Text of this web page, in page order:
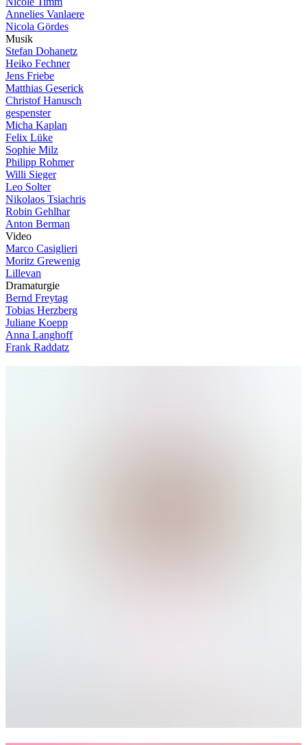
Annelies Vanlaere
Nicola Gördes
Musik
Stefan Dohanetz
Heiko Fechner
Jens Friebe
Matthias Geserick
Christof Hanusch
gespenster
Micha Kaplan
Felix Lüke
Sophie Milz
Philipp Rohmer
Willi Sieger
Leo Solter
Nikolaos Tsiachris
Robin Gehlhar
Anton Berman
Video
Marco Casiglieri
Moritz Grewenig
Lillevan
Dramaturgie
Bernd Freytag
Tobias Herzberg
Juliane Koepp
Anna Langhoff
Frank Raddatz